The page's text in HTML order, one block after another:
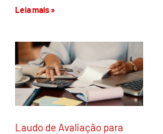
Leia mais »
Laudo de Avaliação para